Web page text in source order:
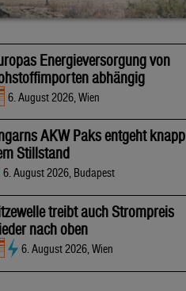
Energieversorgung von
abhängig
6. August 2026, Wien
AKW Paks entgeht knapp
Stillstand
6. August 2026, Budapest
treibt auch Strompreis
nach oben
6. August 2026, Wien